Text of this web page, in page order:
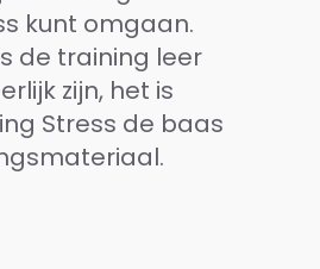
kunt omgaan.
de training leer
zijn, het is
Stress de baas